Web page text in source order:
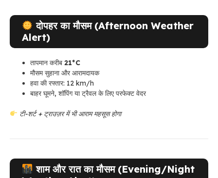
दोपहर का मौसम (Afternoon Weather
Alert)
तापमान करीब 21°C
मौसम सुहाना और आरामदायक
हवा की रफ्तार: 12 km/h
बाहर घूमने, शॉपिंग या ट्रैवल के लिए परफेक्ट वेदर
टी-शर्ट + ट्राउज़र में भी आराम महसूस होगा
शाम और रात का मौसम (Evening/Night